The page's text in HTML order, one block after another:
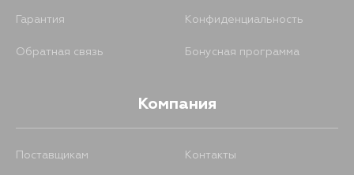
Гарантия Конфиденциальность
Обратная связь Бонусная программа
Компания
Поставщикам Контакты